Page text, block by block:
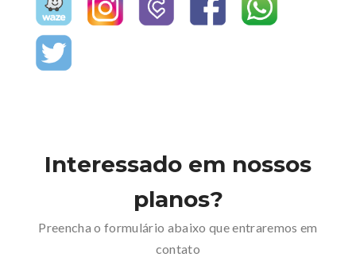
Interessado em nossos
planos?
Preencha o formulário abaixo que entraremos em
contato